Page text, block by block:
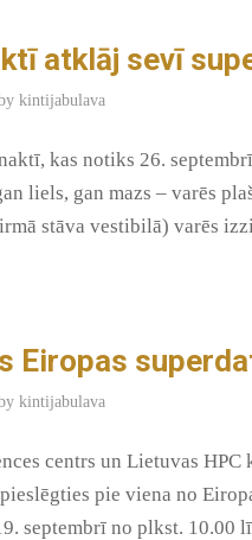
atklāj sevī
kintijabulava
kas notiks 26.
liels, gan mazs – varēs
stāva vestibilā) varēs
Eiropas
kintijabulava
centrs un Lietuvas
pie viena no
septembrī no plkst. 10.00